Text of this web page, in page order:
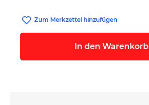
Zum Merkzettel hinzufügen
In den Warenkorb